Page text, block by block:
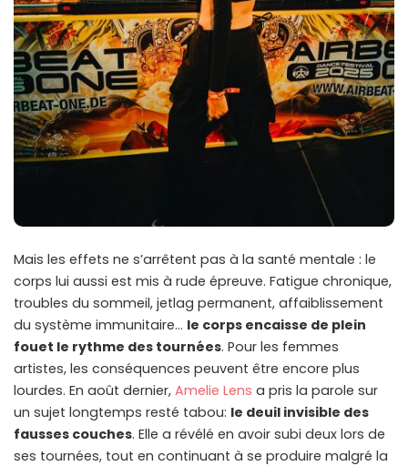
Mais les effets ne s’arrêtent pas à la santé mentale : le
corps lui aussi est mis à rude épreuve. Fatigue chronique,
troubles du sommeil, jetlag permanent, affaiblissement
du système immunitaire… le corps encaisse de plein
fouet le rythme des tournées. Pour les femmes
artistes, les conséquences peuvent être encore plus
lourdes. En août dernier, Amelie Lens a pris la parole sur
un sujet longtemps resté tabou: le deuil invisible des
fausses couches. Elle a révélé en avoir subi deux lors de
ses tournées, tout en continuant à se produire malgré la